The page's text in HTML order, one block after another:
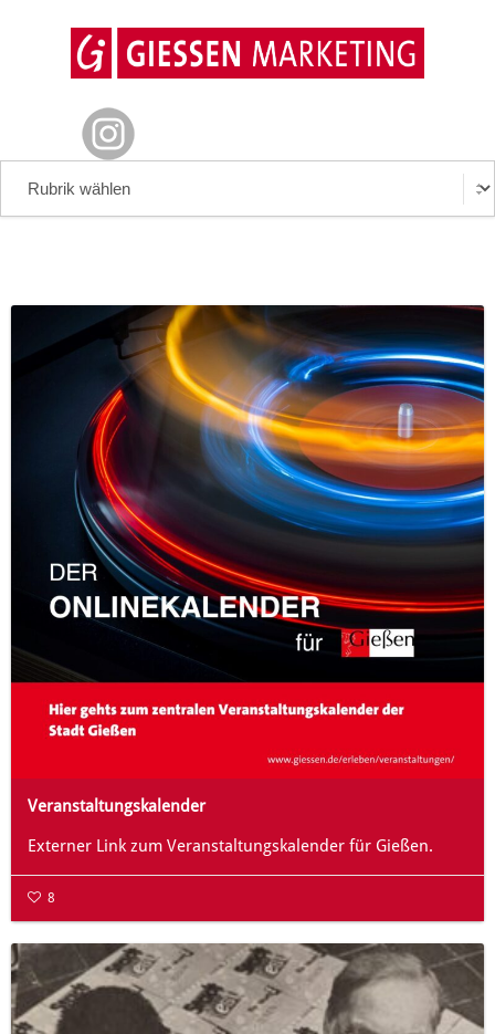
Veranstaltungskalender
Externer Link zum Veranstaltungskalender für Gießen.
8